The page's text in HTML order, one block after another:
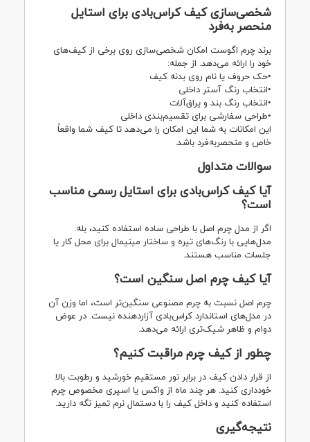
شخصی‌سازی کیف کراس‌بادی برای استایل
منحصر به‌فرد
برند چرم اگوست امکان شخصی‌سازی روی برخی از کیف‌های
خود را ارائه می‌دهد. از جمله:
•حک حروف یا نام روی بدنه کیف
•انتخاب رنگ آستر داخلی
•انتخاب رنگ بند و یراق‌آلات
•طراحی سفارشی برای تقسیم‌بندی داخلی
این امکانات به شما این امکان را می‌دهد تا کیف شما واقعاً
خاص و منحصر‌به‌فرد باشد.
سوالات متداول
آیا کیف کراس‌بادی برای استایل رسمی مناسب
است؟
اگر از مدل چرم اصل با طراحی ساده استفاده کنید، بله.
مدل‌هایی با رنگ‌های تیره و ساختار مینیمال برای محل کار یا
جلسات مناسب هستند.
آیا کیف چرم اصل سنگین است؟
چرم اصل نسبت به چرم مصنوعی سنگین‌تر است، اما وزن آن
در مدل‌های استاندارد کراس‌بادی آزاردهنده نیست. در عوض
دوام و ظاهر شیک‌تری ارائه می‌دهد.
چطور از کیف چرم مراقبت کنیم؟
از قرار دادن کیف در برابر نور مستقیم خورشید و رطوبت بالا
خودداری کنید. هر چند ماه از واکس یا اسپری مخصوص چرم
استفاده کنید و داخل کیف را با دستمال نرم تمیز نگه دارید.
نتیجه‌گیری